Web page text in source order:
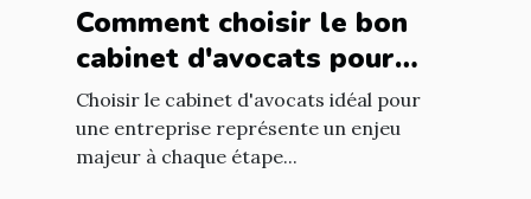
Comment choisir le bon
cabinet d'avocats pour
votre entreprise ?
Choisir le cabinet d'avocats idéal pour
une entreprise représente un enjeu
majeur à chaque étape...